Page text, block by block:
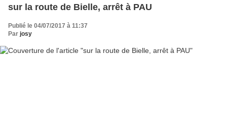
sur la route de Bielle, arrêt à PAU
Publié le 04/07/2017 à 11:37
Par josy